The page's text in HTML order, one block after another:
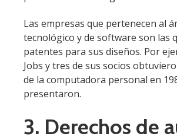
Las empresas que pertenecen al
tecnológico y de software son las
patentes para sus diseños. Por
Jobs y tres de sus socios
de la computadora personal en
presentaron.
3. Derechos de